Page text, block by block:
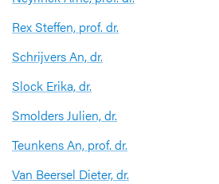
Rex Steffen, prof. dr.
Schrijvers An, dr.
Slock Erika, dr.
Smolders Julien, dr.
Teunkens An, prof. dr.
Van Beersel Dieter, dr.